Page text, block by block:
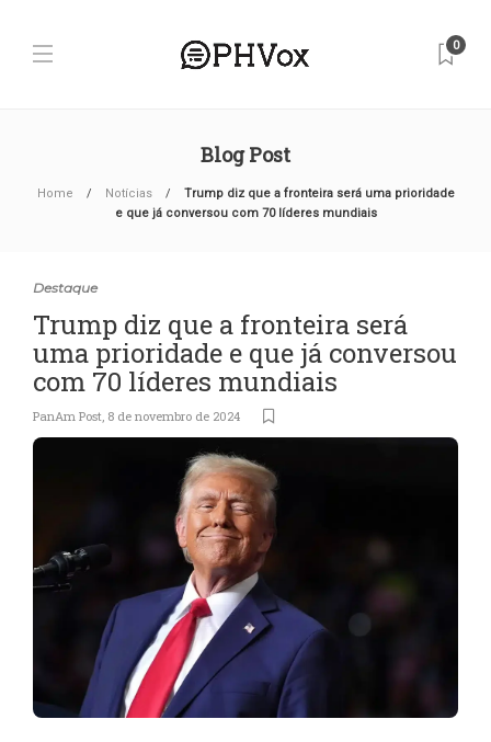
0
Blog Post
Home Notícias
Trump diz que a fronteira será uma prioridade
e que já conversou com 70 líderes mundiais
Destaque
Trump diz que a fronteira será
uma prioridade e que já conversou
com 70 líderes mundiais
PanAm Post, 8 de novembro de 2024